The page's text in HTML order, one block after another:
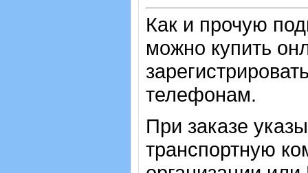
Как и прочую
можно купить
телефонам.
При заказе
транспортную